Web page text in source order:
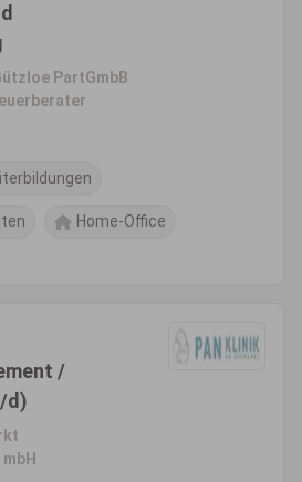
PartGmbB
Home-Office
/
d)